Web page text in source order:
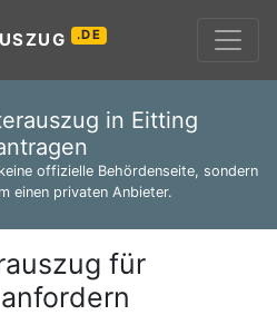
.DE
in Eitting
offizielle Behördenseite, sondern
einen privaten Anbieter.
für